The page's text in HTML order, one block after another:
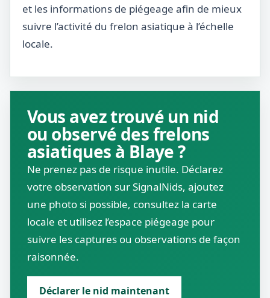
et les informations de piégeage afin de mieux
suivre l’activité du frelon asiatique à l’échelle
locale.
Vous avez trouvé un nid
ou observé des frelons
asiatiques à Blaye ?
Ne prenez pas de risque inutile. Déclarez
votre observation sur SignalNids, ajoutez
une photo si possible, consultez la carte
locale et utilisez l’espace piégeage pour
suivre les captures ou observations de façon
raisonnée.
Déclarer le nid maintenant